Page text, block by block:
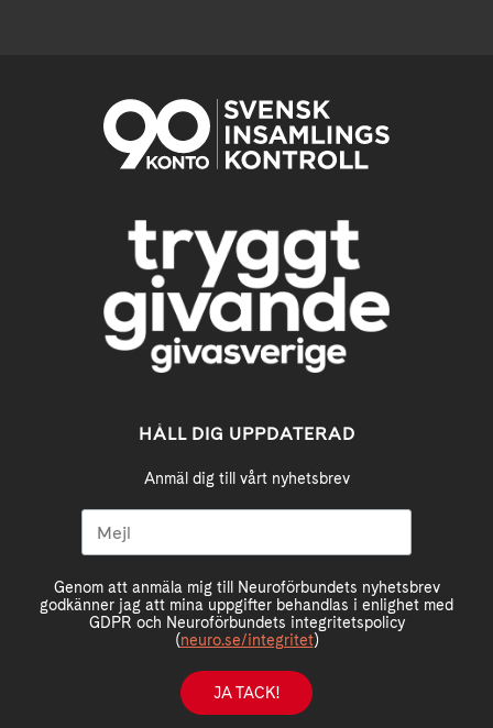
HÅLL DIG UPPDATERAD
Anmäl dig till vårt nyhetsbrev
Genom att anmäla mig till Neuroförbundets nyhetsbrev
godkänner jag att mina uppgifter behandlas i enlighet med
GDPR och Neuroförbundets integritetspolicy
(neuro.se/integritet)
JA TACK!